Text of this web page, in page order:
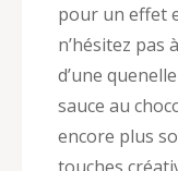
pour un effet
n’hésitez pas
d’une
sauce au
encore plus
touches